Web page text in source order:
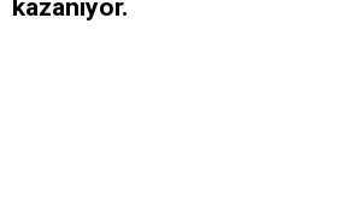
kazanıyor.